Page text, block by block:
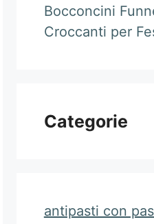
Bocconcini
Croccanti per
Categorie
antipasti con